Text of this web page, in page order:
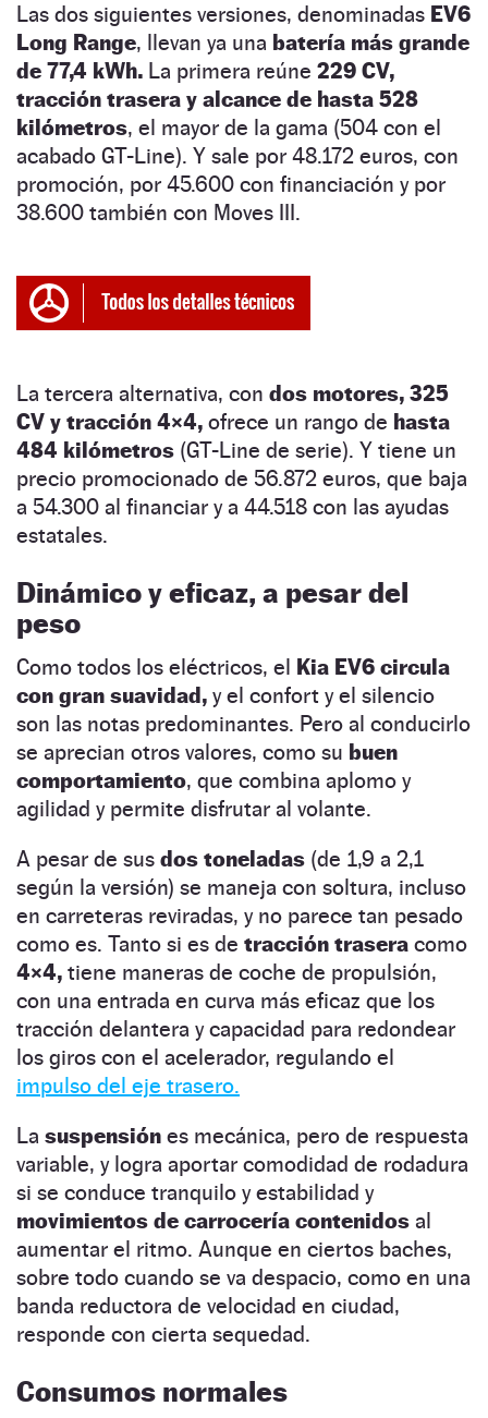
Las dos siguientes versiones, denominadas EV6
Long Range, llevan ya una batería más grande
de 77,4 kWh. La primera reúne 229 CV,
tracción trasera y alcance de hasta 528
kilómetros, el mayor de la gama (504 con el
acabado GT-Line). Y sale por 48.172 euros, con
promoción, por 45.600 con financiación y por
38.600 también con Moves III.
La tercera alternativa, con dos motores, 325
CV y tracción 4×4, ofrece un rango de hasta
484 kilómetros (GT-Line de serie). Y tiene un
precio promocionado de 56.872 euros, que baja
a 54.300 al financiar y a 44.518 con las ayudas
estatales.
Dinámico y eficaz, a pesar del
peso
Como todos los eléctricos, el Kia EV6 circula
con gran suavidad, y el confort y el silencio
son las notas predominantes. Pero al conducirlo
se aprecian otros valores, como su buen
comportamiento, que combina aplomo y
agilidad y permite disfrutar al volante.
A pesar de sus dos toneladas (de 1,9 a 2,1
según la versión) se maneja con soltura, incluso
en carreteras reviradas, y no parece tan pesado
como es. Tanto si es de tracción trasera como
4×4, tiene maneras de coche de propulsión,
con una entrada en curva más eficaz que los
tracción delantera y capacidad para redondear
los giros con el acelerador, regulando el
impulso del eje trasero.
La suspensión es mecánica, pero de respuesta
variable, y logra aportar comodidad de rodadura
si se conduce tranquilo y estabilidad y
movimientos de carrocería contenidos al
aumentar el ritmo. Aunque en ciertos baches,
sobre todo cuando se va despacio, como en una
banda reductora de velocidad en ciudad,
responde con cierta sequedad.
Consumos normales